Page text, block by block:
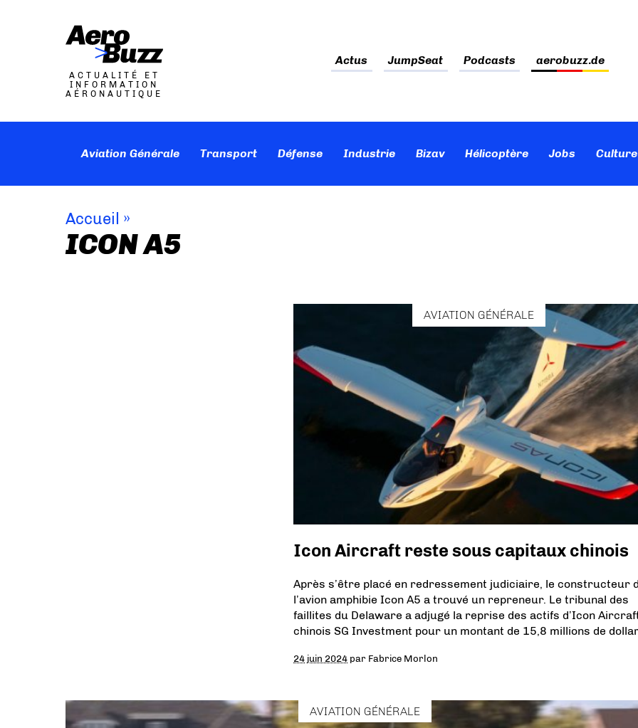
ACTUALITÉ ET
INFORMATION
AÉRONAUTIQUE
Actus JumpSeat Podcasts aerobuzz.de
Aviation Générale Transport Défense Industrie Bizav Hélicoptère Jobs
Accueil »
ICON A5
AVIATION GÉNÉRALE
Icon Aircraft reste sous capitaux chinois
Après s’être placé en redressement judiciaire, le constructeur
l’avion amphibie Icon A5 a trouvé un repreneur. Le tribunal des
faillites du Delaware a adjugé la reprise des actifs d’Icon
chinois SG Investment pour un montant de 15,8 millions de
24 juin 2024 par Fabrice Morlon
AVIATION GÉNÉRALE